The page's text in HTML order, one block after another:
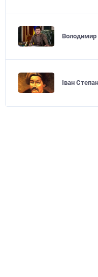
Володимир
Іван